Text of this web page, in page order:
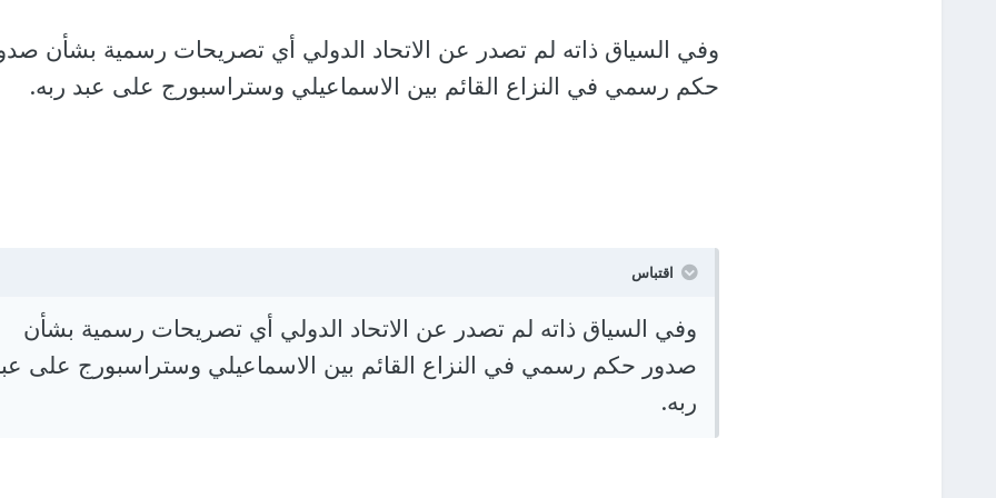
وفي السياق ذاته لم تصدر عن الاتحاد الدولي أي تصريحات رسمية بشأن
حكم رسمي في النزاع القائم بين الاسماعيلي وستراسبورج على عبد ربه.
اقتباس
وفي السياق ذاته لم تصدر عن الاتحاد الدولي أي تصريحات رسمية بشأن
صدور حكم رسمي في النزاع القائم بين الاسماعيلي وستراسبورج على
ربه.